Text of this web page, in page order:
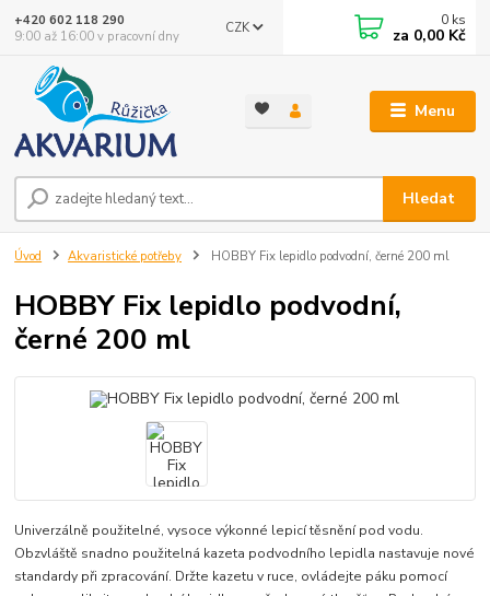
Menu
CZK
Hledat
+420 602 118 290
9:00 až 16:00 v pracovní dny
0 ks
za 0,00 Kč
Úvod Akvaristické potřeby HOBBY Fix lepidlo podvodní, černé 200 ml
HOBBY Fix lepidlo podvodní,
černé 200 ml
Univerzálně použitelné, vysoce výkonné lepicí těsnění pod vodu.
Obzvláště snadno použitelná kazeta podvodního lepidla nastavuje nové
standardy při zpracování. Držte kazetu v ruce, ovládejte páku pomocí